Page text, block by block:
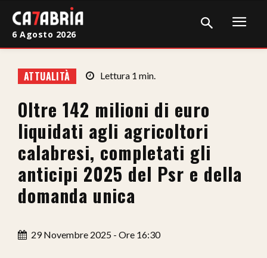
Cronaca
Giudiziaria
Politica
Sport
Attualità
6 Agosto 2026
ATTUALITÀ Lettura 1 min.
Oltre 142 milioni di euro
liquidati agli agricoltori
calabresi, completati gli
anticipi 2025 del Psr e della
domanda unica
29 Novembre 2025 - Ore 16:30